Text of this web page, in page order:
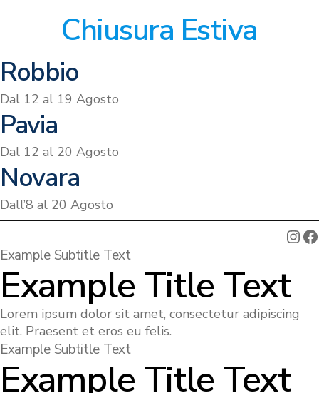
Chiusura Estiva
Robbio
Dal 12 al 19 Agosto
Pavia
Dal 12 al 20 Agosto
Novara
Dall’8 al 20 Agosto
Example Subtitle Text
Example Title Text
Lorem ipsum dolor sit amet, consectetur adipiscing
elit. Praesent et eros eu felis.
Example Subtitle Text
Example Title Text